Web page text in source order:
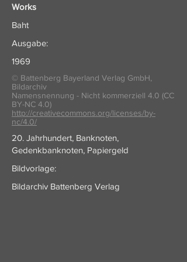
Works
Baht
Ausgabe:
1969
© Battenberg Bayerland Verlag GmbH,
Bildarchiv
Namensnennung - Nicht kommerziell 4.0 (CC
BY-NC 4.0)
http://creativecommons.org/licenses/by-
nc/4.0/
20. Jahrhundert, Banknoten,
Gedenkbanknoten, Papiergeld
Bildvorlage:
Bildarchiv Battenberg Verlag